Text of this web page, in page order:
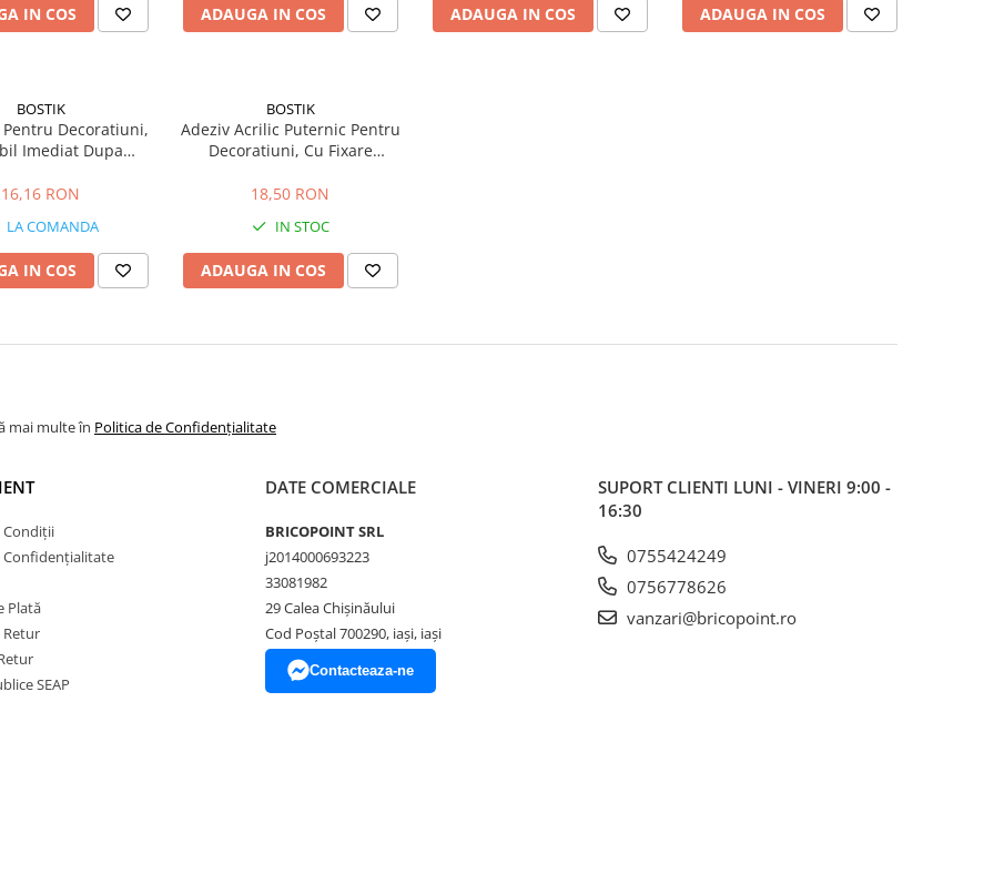
IN COS ADAUGA IN COS ADAUGA IN COS ADAUGA IN COS
BOSTIK
Pentru Decoratiuni,
Imediat Dupa
300mL
16,16 RON
LA COMANDA
IN COS
BOSTIK
Adeziv Acrilic Puternic Pentru
Decoratiuni, Cu Fixare
Grip Deco 300mL
18,50 RON
IN STOC
ADAUGA IN COS
mai multe în Politica de Confidențialitate
Condiții
Confidențialitate
Plată
Retur
SEAP
DATE COMERCIALE
BRICOPOINT SRL
j2014000693223
33081982
29 Calea Chișinăului
Cod Poștal 700290, iași, iași
Contacteaza-ne
SUPORT CLIENTI LUNI - VINERI 9:00 -
16:30
0755424249
0756778626
vanzari@bricopoint.ro